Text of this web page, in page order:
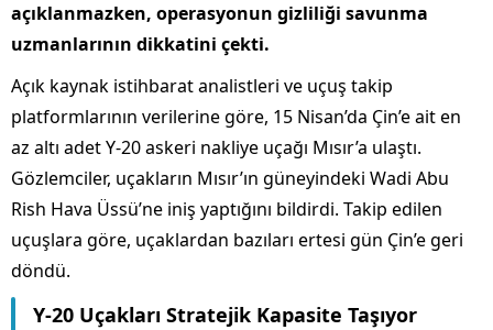
açıklanmazken, operasyonun gizliliği savunma
uzmanlarının dikkatini çekti.
Açık kaynak istihbarat analistleri ve uçuş takip
platformlarının verilerine göre, 15 Nisan’da Çin’e ait en
az altı adet Y-20 askeri nakliye uçağı Mısır’a ulaştı.
Gözlemciler, uçakların Mısır’ın güneyindeki Wadi Abu
Rish Hava Üssü’ne iniş yaptığını bildirdi. Takip edilen
uçuşlara göre, uçaklardan bazıları ertesi gün Çin’e geri
döndü.
Y-20 Uçakları Stratejik Kapasite Taşıyor